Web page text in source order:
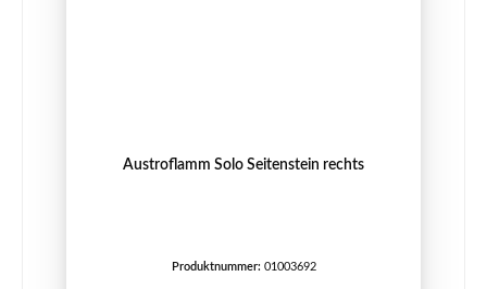
Austroflamm Solo Seitenstein rechts
Produktnummer: 01003692